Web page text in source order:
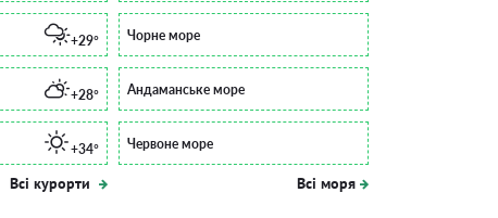
+29°
+28°
+34°
Всі курорти
Чорне море
Андаманське море
Червоне море
Всі моря